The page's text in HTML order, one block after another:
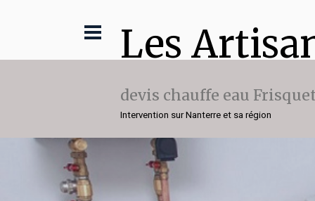
Les
devis chauffe eau
Intervention sur Nanterre et sa région